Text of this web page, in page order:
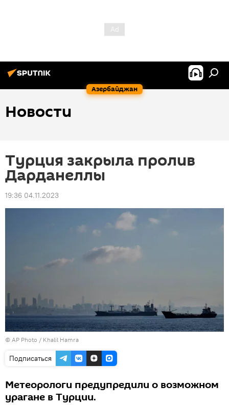
Азербайджан
Новости
Турция закрыла пролив
Дарданеллы
19:36 04.11.2023
© AP Photo / Khalil Hamra
Подписаться
Метеорологи предупредили о возможном
урагане в Турции.